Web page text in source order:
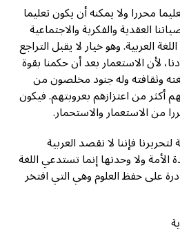
محررا ولا يمكنه أن يكون تعليما
العقدية والفكرية والاجتماعية
العربية. وهو خيار لا يقبل التراجع
لأن الاستعمار بعد أن حكمنا بقوة
وثقافته وله جنود مخلصون من
أكثر من اعتزازهم بعروبتهم. فيكون
من الاستعمار والاستحمار.
فإننا لا نقصد العربية
ولا وحدتها إنما تستدعي اللغة
على حفظ العلوم وهي التي افتخر